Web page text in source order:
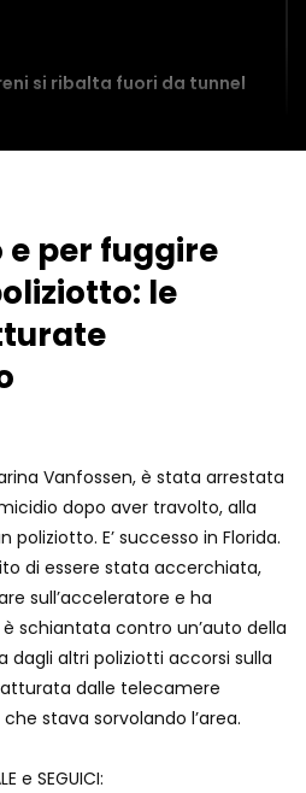
si ribalta fuori da tunnel
fa saltare in aria il drone
si scontrano in mare
dal letame dopo
e per fuggire
le
Vanfossen, è stata arrestata
dopo aver travolto, alla
poliziotto. E’ successo in Florida.
di essere stata accerchiata,
sull’acceleratore e ha
schiantata contro un’auto della
dagli altri poliziotti accorsi sulla
dalle telecamere
stava sorvolando l’area.
e SEGUICI: